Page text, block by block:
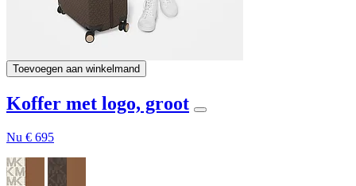
Toevoegen aan winkelmand
Koffer met logo, groot
Nu € 695